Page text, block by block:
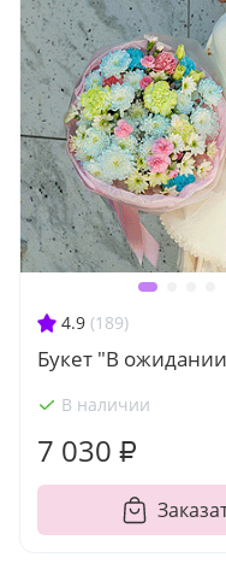
4.9 (189)
Букет "В
В наличии
7 030 ₽